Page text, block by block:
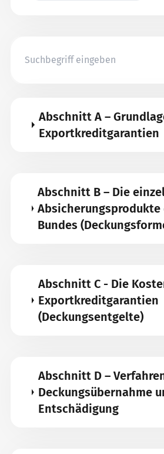
Abschnitt A –
Exportkreditgarantien
Abschnitt B – Die
Absicherungsprodukte
Bundes
Abschnitt C - Die
Exportkreditgarantien
(Deckungsentgelte)
Abschnitt D –
Deckungsübernahme
Entschädigung